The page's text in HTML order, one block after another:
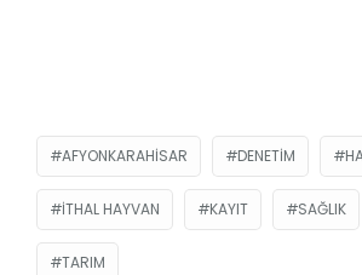
AFYONKARAHISAR DENETIM
ITHAL HAYVAN KAYIT SAĞLIK
TARIM